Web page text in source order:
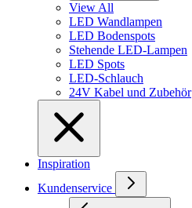
View All
LED Wandlampen
LED Bodenspots
Stehende LED-Lampen
LED Spots
LED-Schlauch
24V Kabel und Zubehör
Inspiration
Kundenservice